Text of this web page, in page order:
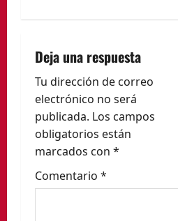
ó
n
d
e
e
Deja una respuesta
Tu dirección de correo
electrónico no será
publicada. Los campos
obligatorios están
marcados con *
Comentario *